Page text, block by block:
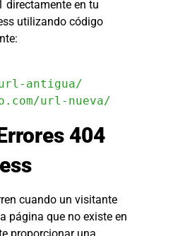
directamente en tu
utilizando código
antigua/
url-nueva/
404
cuando un visitante
página que no existe en
proporcionar una